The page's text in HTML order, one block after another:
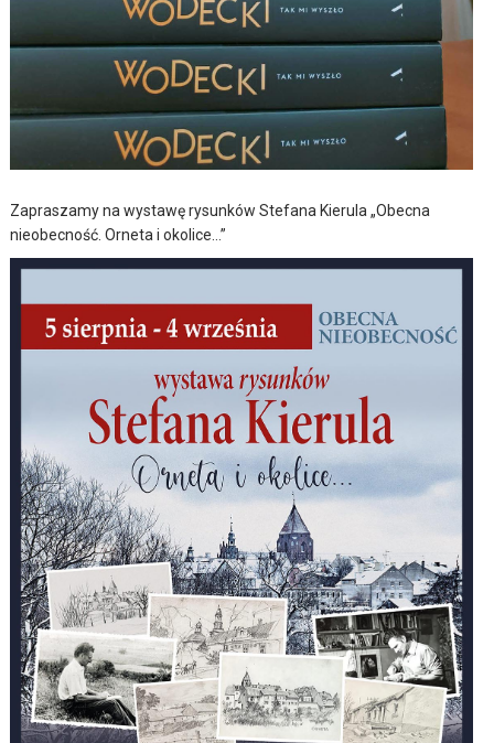
Zapraszamy na wystawę rysunków Stefana Kierula „Obecna
nieobecność. Orneta i okolice…”